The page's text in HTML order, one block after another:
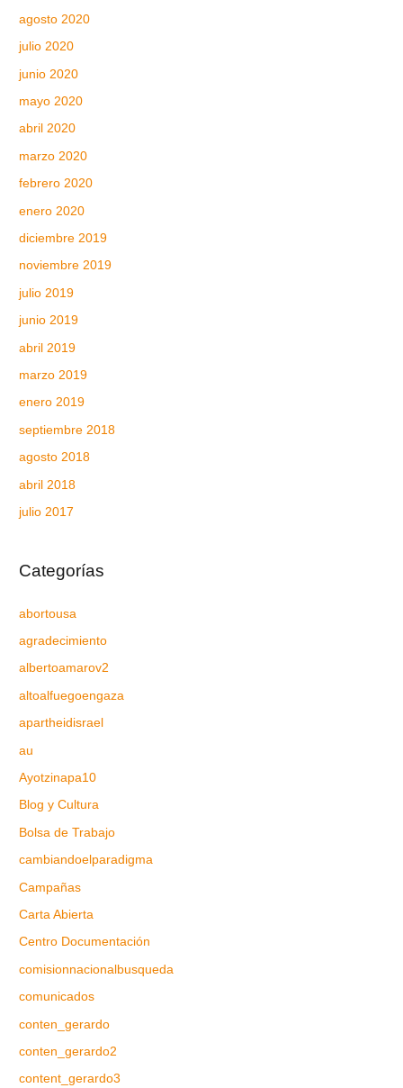
agosto 2020
julio 2020
junio 2020
mayo 2020
abril 2020
marzo 2020
febrero 2020
enero 2020
diciembre 2019
noviembre 2019
julio 2019
junio 2019
abril 2019
marzo 2019
enero 2019
septiembre 2018
agosto 2018
abril 2018
julio 2017
Categorías
abortousa
agradecimiento
albertoamarov2
altoalfuegoengaza
apartheidisrael
au
Ayotzinapa10
Blog y Cultura
Bolsa de Trabajo
cambiandoelparadigma
Campañas
Carta Abierta
Centro Documentación
comisionnacionalbusqueda
comunicados
conten_gerardo
conten_gerardo2
content_gerardo3